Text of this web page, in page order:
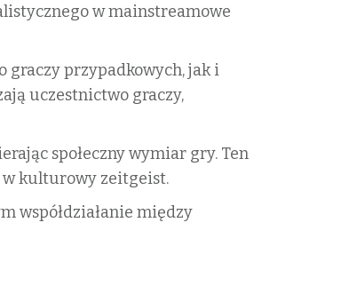
w mainstreamowe
graczy przypadkowych, jak i
uczestnictwo graczy,
społeczny wymiar gry. Ten
w kulturowy zeitgeist.
współdziałanie między